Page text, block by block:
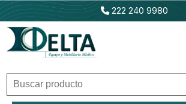
222 240 9980
Inicio